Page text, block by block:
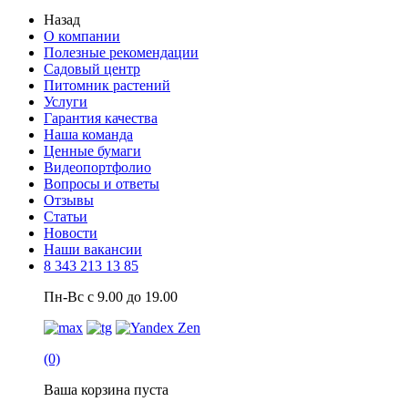
Назад
О компании
Полезные рекомендации
Садовый центр
Питомник растений
Услуги
Гарантия качества
Наша команда
Ценные бумаги
Видеопортфолио
Вопросы и ответы
Отзывы
Статьи
Новости
Наши вакансии
8 343 213 13 85
Пн-Вс с 9.00 до 19.00
(0)
Ваша корзина пуста